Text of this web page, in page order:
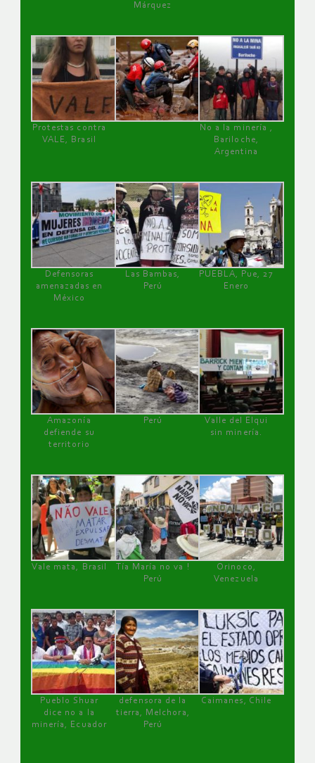
Márquez
Protestas contra
VALE, Brasil
No a la minería ,
Bariloche,
Argentina
Defensoras
amenazadas en
México
Las Bambas,
Perú
PUEBLA, Pue, 27
Enero
Amazonía
defiende su
territorio
Perú
Valle del Elqui
sin minería.
Vale mata, Brasil
Tía María no va !
Perú
Orinoco,
Venezuela
Pueblo Shuar
dice no a la
minería, Ecuador
defensora de la
tierra, Melchora,
Perú
Caimanes, Chile